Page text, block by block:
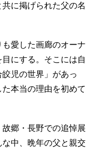
に掲げられた父の名
愛した画廊のオーナ
にする。そこには自
児の世界」があっ
本当の理由を初めて
郷・長野での追悼展
中、晩年の父と親交